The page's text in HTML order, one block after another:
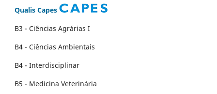
Qualis Capes
B3 - Ciências Agrárias I
B4 - Ciências Ambientais
B4 - Interdisciplinar
B5 - Medicina Veterinária